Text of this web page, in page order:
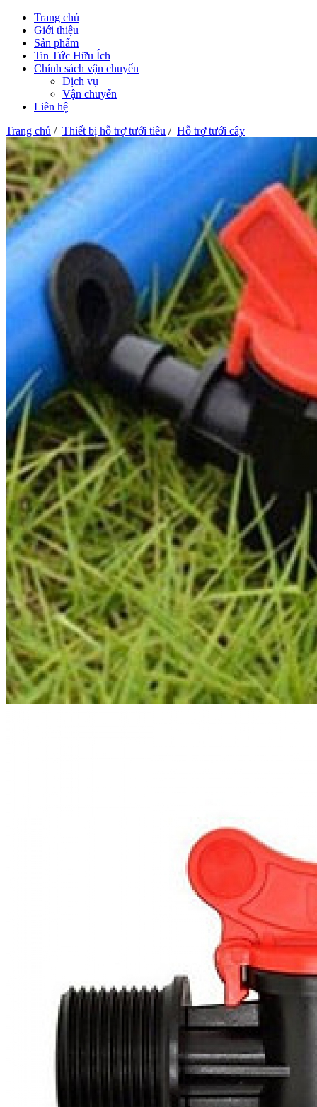
Trang chủ
Giới thiệu
Sản phẩm
Tin Tức Hữu Ích
Chính sách vận chuyển
Dịch vụ
Vận chuyển
Liên hệ
Trang chủ / Thiết bị hỗ trợ tưới tiêu / Hỗ trợ tưới cây